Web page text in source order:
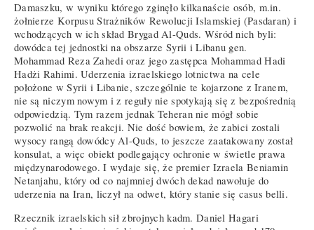
Damaszku, w wyniku którego zginęło kilkanaście osób, m.in.
żołnierze Korpusu Strażników Rewolucji Islamskiej (Pasdaran) i
wchodzących w ich skład Brygad Al-Quds. Wśród nich byli:
dowódca tej jednostki na obszarze Syrii i Libanu gen.
Mohammad Reza Zahedi oraz jego zastępca Mohammad Hadi
Hadżi Rahimi. Uderzenia izraelskiego lotnictwa na cele
położone w Syrii i Libanie, szczególnie te kojarzone z Iranem,
nie są niczym nowym i z reguły nie spotykają się z bezpośrednią
odpowiedzią. Tym razem jednak Teheran nie mógł sobie
pozwolić na brak reakcji. Nie dość bowiem, że zabici zostali
wysocy rangą dowódcy Al-Quds, to jeszcze zaatakowany został
konsulat, a więc obiekt podlegający ochronie w świetle prawa
międzynarodowego. I wydaje się, że premier Izraela Beniamin
Netanjahu, który od co najmniej dwóch dekad nawołuje do
uderzenia na Iran, liczył na odwet, który stanie się casus belli.
Rzecznik izraelskich sił zbrojnych kadm. Daniel Hagari